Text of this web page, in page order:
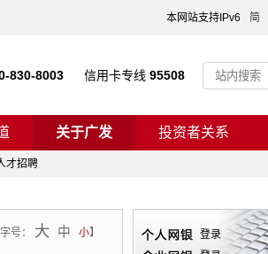
本网站支持IPv6 简
830-8003 信用卡专线 95508
关于广发 投资者关系
才招聘
字号： 大 中 小】
登录